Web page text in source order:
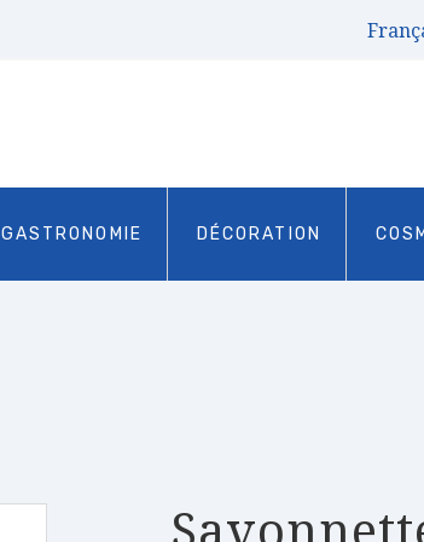
GASTRONOMIE DÉCORATION